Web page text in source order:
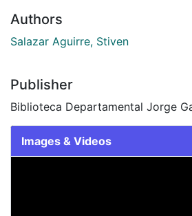
Authors
Salazar Aguirre, Stiven
Publisher
Biblioteca Departamental Jorge
Images & Videos